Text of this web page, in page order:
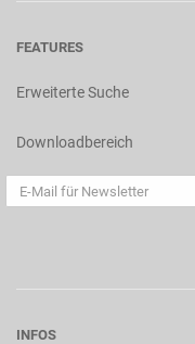
FEATURES
Erweiterte Suche
Downloadbereich
INFOS